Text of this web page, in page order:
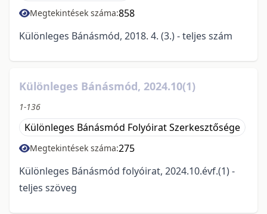
Megtekintések száma:858
Különleges Bánásmód, 2018. 4. (3.) - teljes szám
Különleges Bánásmód, 2024.10(1)
1-136
Különleges Bánásmód Folyóirat Szerkesztősége
Megtekintések száma:275
Különleges Bánásmód folyóirat, 2024.10.évf.(1) -
teljes szöveg